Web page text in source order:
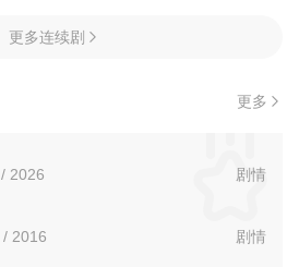
更多连续剧
更多
剧情
/ 2026
剧情
/ 2016